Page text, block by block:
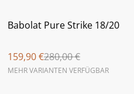
%
Babolat Pure Strike 18/20
159,90 €280,00 €
MEHR VARIANTEN VERFÜGBAR